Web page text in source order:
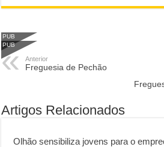
PUB
PUB
Anterior
Freguesia de Pechão
Artigos Relacionados
Olhão sensibiliza jovens para o